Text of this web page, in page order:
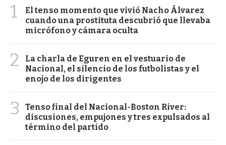
1
El tenso momento que vivió Nacho Álvarez
cuando una prostituta descubrió que llevaba
micrófono y cámara oculta
2
La charla de Eguren en el vestuario de
Nacional, el silencio de los futbolistas y el
enojo de los dirigentes
3
Tenso final del Nacional-Boston River:
discusiones, empujones y tres expulsados al
término del partido